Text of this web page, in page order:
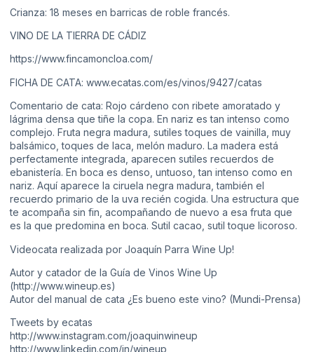
Crianza: 18 meses en barricas de roble francés.
VINO DE LA TIERRA DE CÁDIZ
https://www.fincamoncloa.com/
FICHA DE CATA: www.ecatas.com/es/vinos/9427/catas
Comentario de cata: Rojo cárdeno con ribete amoratado y
lágrima densa que tiñe la copa. En nariz es tan intenso como
complejo. Fruta negra madura, sutiles toques de vainilla, muy
balsámico, toques de laca, melón maduro. La madera está
perfectamente integrada, aparecen sutiles recuerdos de
ebanistería. En boca es denso, untuoso, tan intenso como en
nariz. Aquí aparece la ciruela negra madura, también el
recuerdo primario de la uva recién cogida. Una estructura que
te acompaña sin fin, acompañando de nuevo a esa fruta que
es la que predomina en boca. Sutil cacao, sutil toque licoroso.
Videocata realizada por Joaquín Parra Wine Up!
Autor y catador de la Guía de Vinos Wine Up
(http://www.wineup.es)
Autor del manual de cata ¿Es bueno este vino? (Mundi-Prensa)
Tweets by ecatas
http://www.instagram.com/joaquinwineup
http://www.linkedin.com/in/wineup